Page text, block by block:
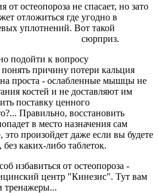
остеопороза не спасает, но зато
отложиться где угодно в
уплотнений. Вот такой
сюрприз.
подойти к вопросу
причину потери кальция
проста - ослабленные мышцы не
костей и не доставляют им
поставку ценного
Правильно, восстановить
в место назначения сам
это произойдет даже если вы будете
каких-либо таблеток.
избавиться от остеопороза -
центр "Кинезис". Тут вам
тренажеры...